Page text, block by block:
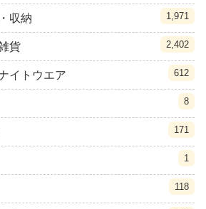
収納 1,971
貨 2,402
イトウエア 612
8
171
1
118